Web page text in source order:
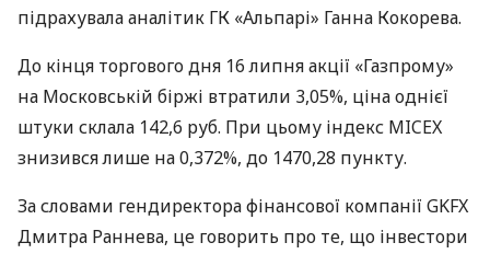
підрахувала аналітик ГК «Альпарі» Ганна Кокорева.
До кінця торгового дня 16 липня акції «Газпрому»
на Московській біржі втратили 3,05%, ціна однієї
штуки склала 142,6 руб. При цьому індекс MICEX
знизився лише на 0,372%, до 1470,28 пункту.
За словами гендиректора фінансової компанії GKFX
Дмитра Раннева, це говорить про те, що інвестори